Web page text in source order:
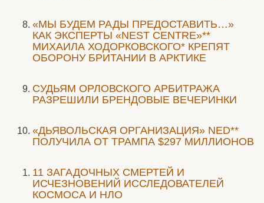
«МЫ БУДЕМ РАДЫ ПРЕДОСТАВИТЬ…»
КАК ЭКСПЕРТЫ «NEST CENTRE»**
МИХАИЛА ХОДОРКОВСКОГО* КРЕПЯТ
ОБОРОНУ БРИТАНИИ В АРКТИКЕ
CУДЬЯМ ОРЛОВСКОГО АРБИТРАЖА
РАЗРЕШИЛИ БРЕНДОВЫЕ ВЕЧЕРИНКИ
«ДЬЯВОЛЬСКАЯ ОРГАНИЗАЦИЯ» NED**
ПОЛУЧИЛА ОТ ТРАМПА $297 МИЛЛИОНОВ
11 ЗАГАДОЧНЫХ СМЕРТЕЙ И
ИСЧЕЗНОВЕНИЙ ИССЛЕДОВАТЕЛЕЙ
КОСМОСА И НЛО